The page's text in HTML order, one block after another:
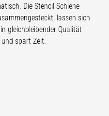
Die Stencil-Schiene
lassen sich
gleichbleibender Qualität
spart Zeit.